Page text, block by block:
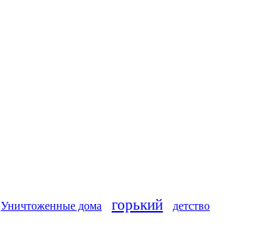
Уничтоженные дома горький детство